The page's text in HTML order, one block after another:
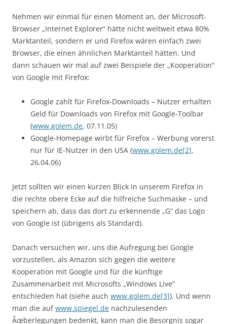
Nehmen wir einmal für einen Moment an, der Microsoft-
Browser „Internet Explorer“ hätte nicht weltweit etwa 80%
Marktanteil, sondern er und Firefox wären einfach zwei
Browser, die einen ähnlichen Marktanteil hätten. Und
dann schauen wir mal auf zwei Beispiele der „Kooperation“
von Google mit Firefox:
Google zahlt für Firefox-Downloads – Nutzer erhalten
Geld für Downloads von Firefox mit Google-Toolbar
(www.golem.de, 07.11.05)
Google-Homepage wirbt für Firefox – Werbung vorerst
nur für IE-Nutzer in den USA (www.golem.de[2],
26.04.06)
Jetzt sollten wir einen kurzen Blick in unserem Firefox in
die rechte obere Ecke auf die hilfreiche Suchmaske – und
speichern ab, dass das dort zu erkennende „G“ das Logo
von Google ist (übrigens als Standard).
Danach versuchen wir, uns die Aufregung bei Google
vorzustellen, als Amazon sich gegen die weitere
Kooperation mit Google und für die künftige
Zusammenarbeit mit Microsofts „Windows Live“
entschieden hat (siehe auch www.golem.de[3]). Und wenn
man die aufwww.spiegel.de nachzulesenden
Ãœberlegungen bedenkt, kann man die Besorgnis sogar